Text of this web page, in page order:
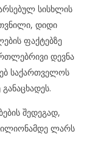
სისხლის
დიდი
ფაქტებზე
დევნა
საქართველოს
შედეგად,
ლარს